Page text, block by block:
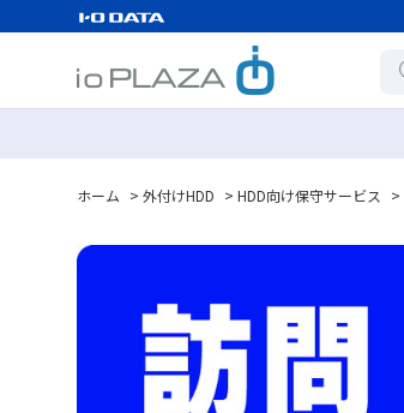
ホーム > 外付けHDD > HDD向け保守サービス >